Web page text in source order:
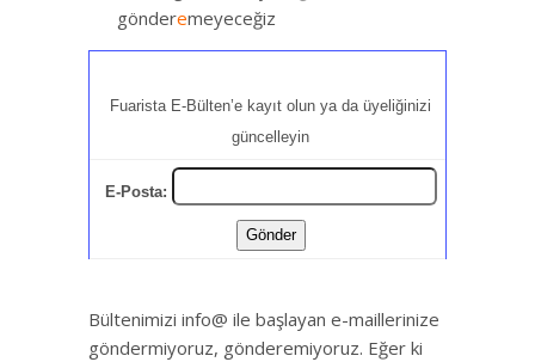
gönderemeyeceğiz
Fuarista E-Bülten’e kayıt olun ya da üyeliğinizi
güncelleyin
E-Posta:
Bültenimizi info@ ile başlayan e-maillerinize
göndermiyoruz, gönderemiyoruz. Eğer ki